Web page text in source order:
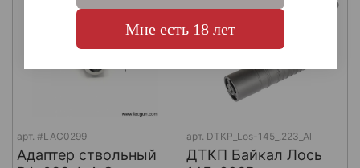
арт. #LAC0299
Адаптер ствольный
арт. DTKP_Los-145_.223_Al
ДТКП Байкал Лось
Мне есть 18 лет